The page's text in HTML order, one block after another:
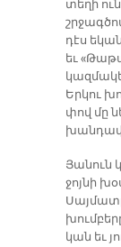
տե­ղի
դէս
եւ
Եր­կու
փով մը
Յա­նուն
ջոյ­նի
կան եւ